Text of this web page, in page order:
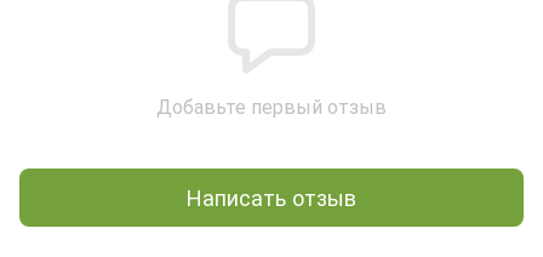
Добавьте первый отзыв
Написать отзыв